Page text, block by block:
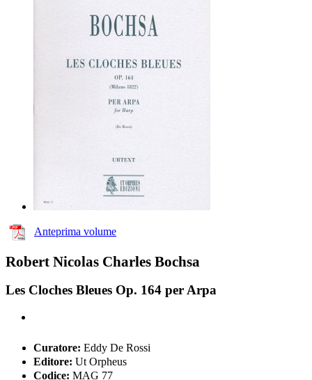
Anteprima volume
Robert Nicolas Charles Bochsa
Les Cloches Bleues Op. 164 per Arpa
Curatore: Eddy De Rossi
Editore: Ut Orpheus
Codice: MAG 77